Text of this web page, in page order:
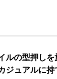
ルの型押し
ジュアルに